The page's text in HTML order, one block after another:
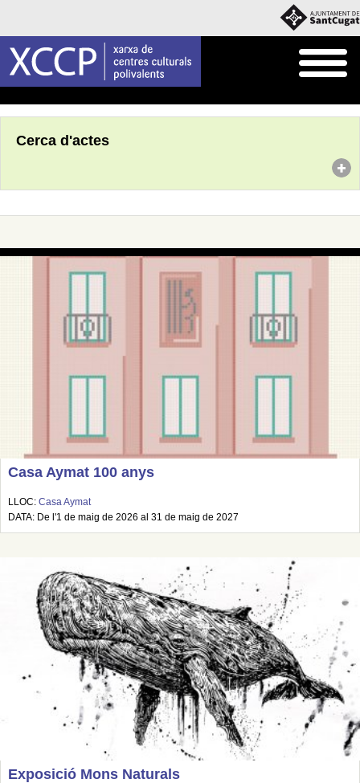
Cerca d'actes
Casa Aymat 100 anys
LLOC: Casa Aymat
DATA: De l'1 de maig de 2026 al 31 de maig de 2027
Exposició Mons Naturals